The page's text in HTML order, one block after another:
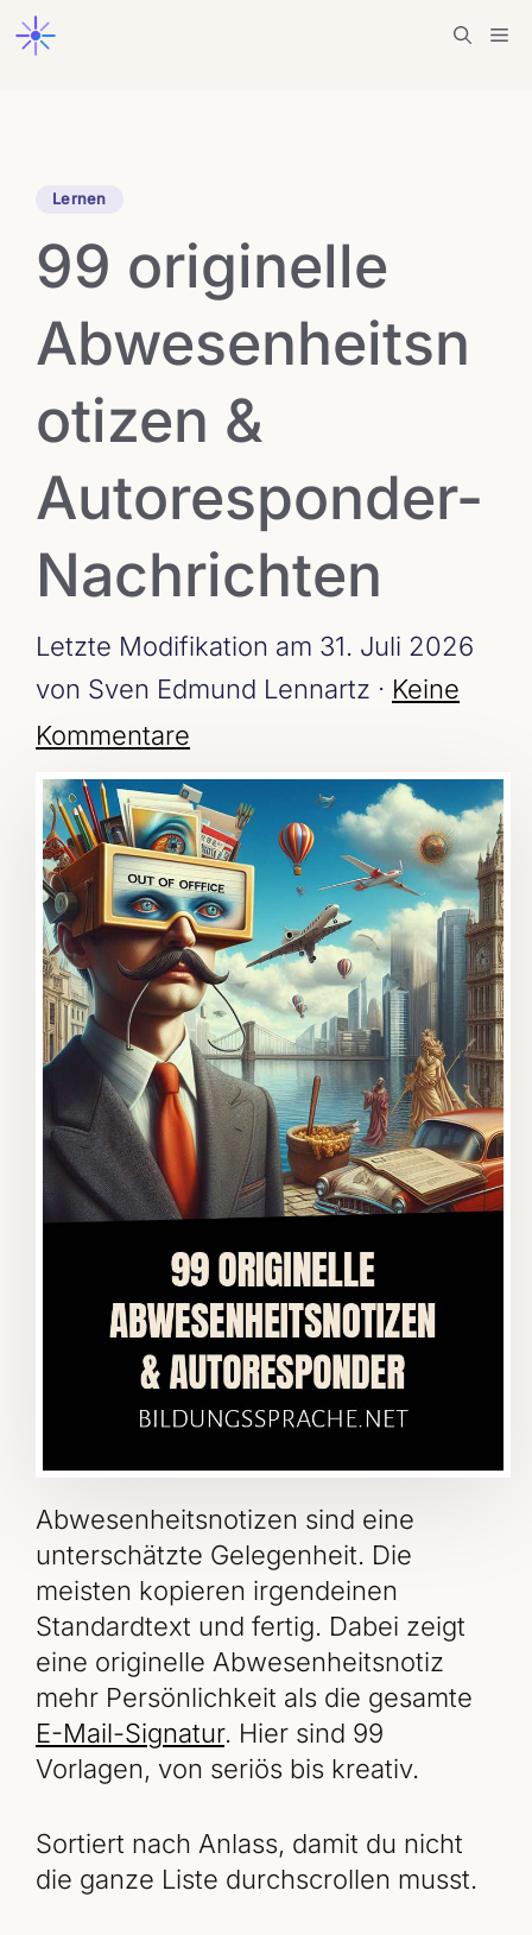
Zum
Inhalt
Lernen
99 originelle
Abwesenheitsn
otizen &
Autoresponder-
Nachrichten
Letzte Modifikation am 31. Juli 2026
von Sven Edmund Lennartz · Keine
Kommentare
Abwesenheitsnotizen sind eine
unterschätzte Gelegenheit. Die
meisten kopieren irgendeinen
Standardtext und fertig. Dabei zeigt
eine originelle Abwesenheitsnotiz
mehr Persönlichkeit als die gesamte
E-Mail-Signatur. Hier sind 99
Vorlagen, von seriös bis kreativ.
Sortiert nach Anlass, damit du nicht
die ganze Liste durchscrollen musst.